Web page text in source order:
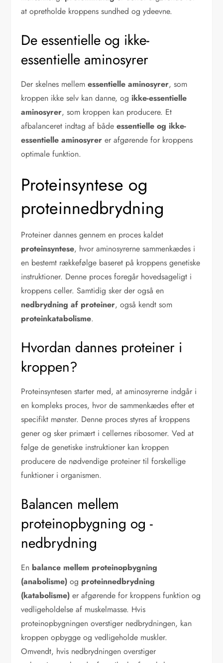
at opretholde kroppens sundhed og ydeevne.
De essentielle og ikke-
essentielle aminosyrer
Der skelnes mellemessentielle aminosyrer, som
kroppen ikke selv kan danne, og ikke-essentielle
aminosyrer, som kroppen kan producere. Et
afbalanceret indtag af bådeessentielle og ikke-
essentielle aminosyrer er afgørende for kroppens
optimale funktion.
Proteinsyntese og
proteinnedbrydning
Proteiner dannes gennem en proces kaldet
proteinsyntese, hvor aminosyrerne sammenkædes i
en bestemt rækkefølge baseret på kroppens genetiske
instruktioner. Denne proces foregår hovedsageligt i
kroppens celler. Samtidig sker der også en
nedbrydning af proteiner, også kendt som
proteinkatabolisme.
Hvordan dannes proteiner i
kroppen?
Proteinsyntesen starter med, at aminosyrerne indgår i
en kompleks proces, hvor de sammenkædes efter et
specifikt mønster. Denne proces styres af kroppens
gener og sker primært i cellernes ribosomer. Ved at
følge de genetiske instruktioner kan kroppen
producere de nødvendige proteiner til forskellige
funktioner i organismen.
Balancen mellem
proteinopbygning og -
nedbrydning
En balance mellem proteinopbygning
(anabolisme) og proteinnedbrydning
(katabolisme) er afgørende for kroppens funktion og
vedligeholdelse af muskelmasse. Hvis
proteinopbygningen overstiger nedbrydningen, kan
kroppen opbygge og vedligeholde muskler.
Omvendt, hvis nedbrydningen overstiger